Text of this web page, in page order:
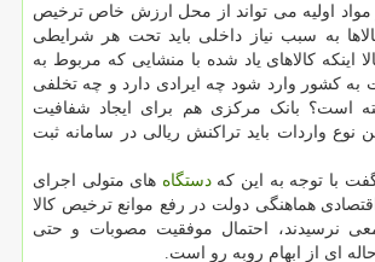
اولیه می تواند از محل ارزش خاص ترخیص
به سبب نیاز داخلی باید تحت هر شرایطی
اینکه کالاهای یاد شده با منشایی که مربوط به
به کشور وارد شود چه ایرادی دارد و چه تخلفی
است؟ بانک مرکزی هم برای ایجاد شفافیت
نوع واردات باید تراکنش ریالی در سامانه ثبت
با توجه به این کهدستگاه های متولی اجرای
هماهنگی دولت در رفع موانع ترخیص کالا
نرسیدند، احتمال موفقیت مصوبات و حتی
ای از ابهام روبه رو است.